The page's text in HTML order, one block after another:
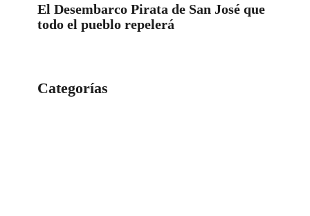
El Desembarco Pirata de San José que
todo el pueblo repelerá
Categorías